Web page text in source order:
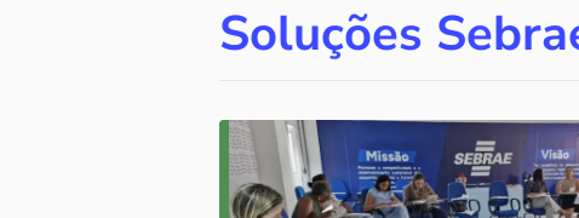
NotíciasSoluções